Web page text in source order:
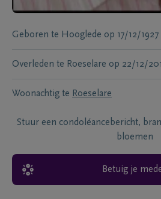
Geboren te Hooglede op 17/12/1927
Overleden te Roeselare op 22/12/
Woonachtig te Roeselare
Stuur een condoléancebericht,
bloemen
Betuig je